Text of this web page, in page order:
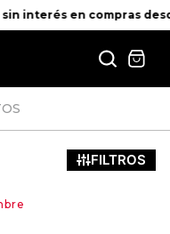
interés en compras